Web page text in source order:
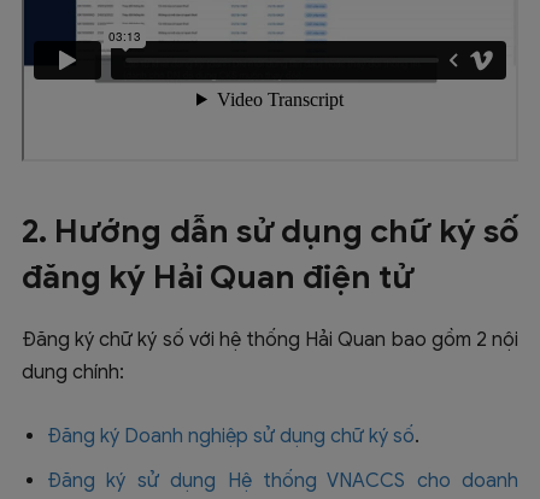
2. Hướng dẫn sử dụng chữ ký số
đăng ký Hải Quan điện tử
Đăng ký chữ ký số với hệ thống Hải Quan bao gồm 2 nội
dung chính:
Đăng ký Doanh nghiệp sử dụng chữ ký số.
Đăng ký sử dụng Hệ thống VNACCS cho doanh